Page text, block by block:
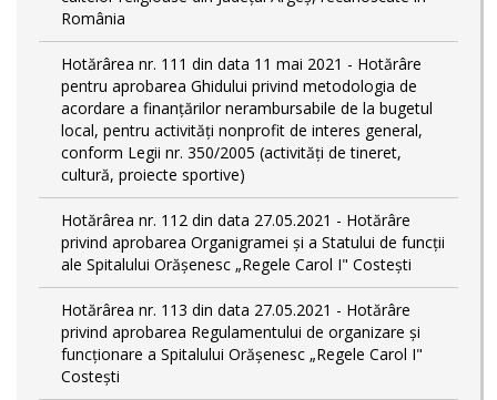
România
Hotărârea nr. 111 din data 11 mai 2021 - Hotărâre
pentru aprobarea Ghidului privind metodologia de
acordare a finanţărilor nerambursabile de la bugetul
local, pentru activităţi nonprofit de interes general,
conform Legii nr. 350/2005 (activități de tineret,
cultură, proiecte sportive)
Hotărârea nr. 112 din data 27.05.2021 - Hotărâre
privind aprobarea Organigramei și a Statului de funcţii
ale Spitalului Orășenesc „Regele Carol I" Costești
Hotărârea nr. 113 din data 27.05.2021 - Hotărâre
privind aprobarea Regulamentului de organizare și
funcționare a Spitalului Orășenesc „Regele Carol I"
Costești